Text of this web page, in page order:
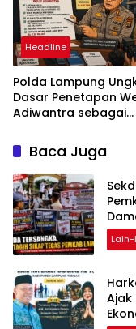
Headline
Polda Lampung
Dasar Penetapan
Adiwantra sebagai
Diperiksa
Baca Juga
Lain-
Ajak